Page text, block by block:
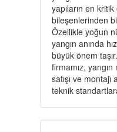
yapıların en
bileşenlerinden
Özellikle yoğun
yangın anında
büyük önem
firmamız,
satışı ve
teknik